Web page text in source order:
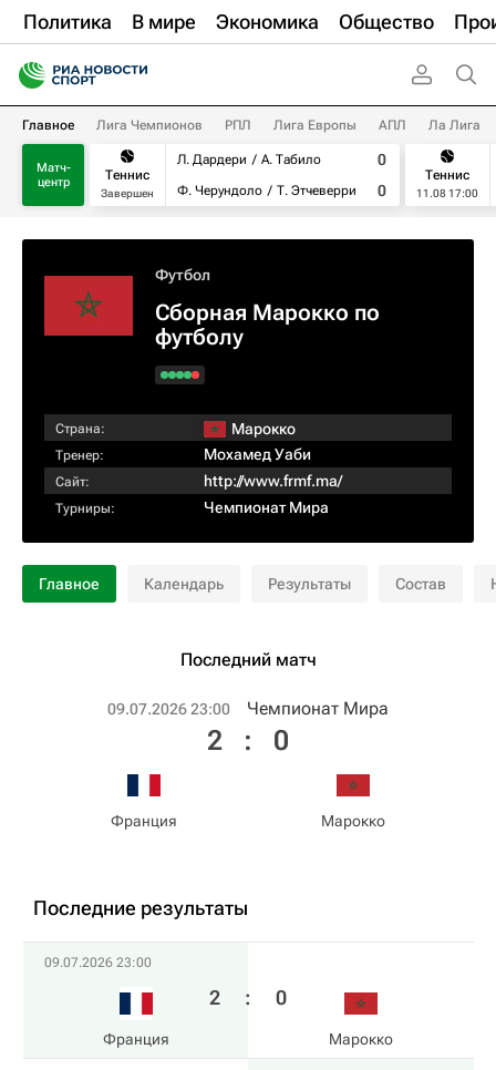
Политика В мире Экономика Общество
Главное Лига Чемпионов РПЛ Лига Европы АПЛ Ла Лига
Матч-
центр
Теннис
Завершен
Л. Дардери
А. Табило
Ф. Черундоло
Т. Этчеверри
0
0
Теннис
11.08 17:00
Футбол
Сборная Марокко по
футболу
Страна: Марокко
Тренер: Мохамед Уаби
Сайт: http://www.frmf.ma/
Турниры: Чемпионат Мира
Главное Календарь Результаты Состав
Последний матч
09.07.2026 23:00 Чемпионат Мира
Франция
2 : 0
Марокко
Последние результаты
09.07.2026 23:00
Франция
2 : 0
Марокко